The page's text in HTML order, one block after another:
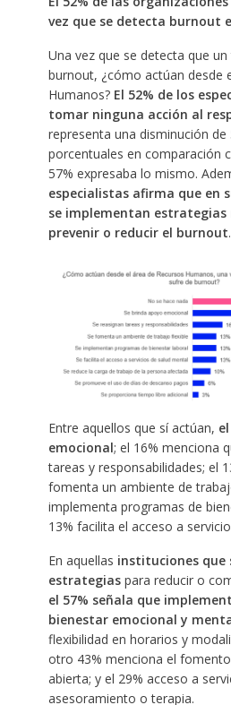
vez que se detecta burnout
Una vez que se detecta que
burnout, ¿cómo actúan desde
Humanos? El 52% de los
tomar ninguna acción al
representa una disminución de
porcentuales en comparación
57% expresaba lo mismo.
especialistas afirma que en
se implementan estrategias
prevenir o reducir el burnout.
Entre aquellos que sí actúan,
emocional; el 16% menciona
tareas y responsabilidades; el
fomenta un ambiente de
implementa programas de
13% facilita el acceso a
En aquellas instituciones que
estrategiaspara reducir o
el 57% señala que
bienestar emocional y
flexibilidad en horarios y
otro 43% menciona el
abierta; y el 29% acceso a
asesoramiento o terapia.